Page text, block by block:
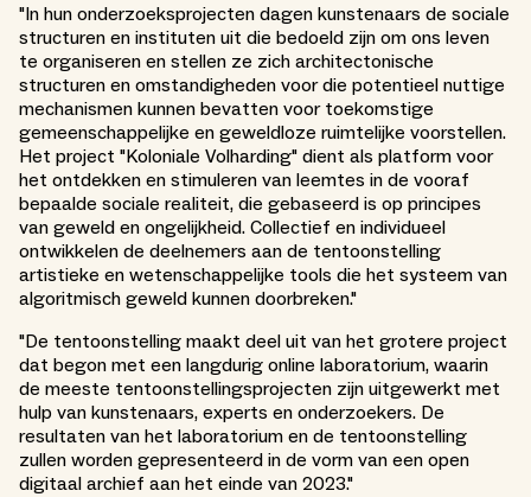
"In hun onderzoeksprojecten dagen kunstenaars de sociale
structuren en instituten uit die bedoeld zijn om ons leven
te organiseren en stellen ze zich architectonische
structuren en omstandigheden voor die potentieel nuttige
mechanismen kunnen bevatten voor toekomstige
gemeenschappelijke en geweldloze ruimtelijke voorstellen.
Het project "Koloniale Volharding" dient als platform voor
het ontdekken en stimuleren van leemtes in de vooraf
bepaalde sociale realiteit, die gebaseerd is op principes
van geweld en ongelijkheid. Collectief en individueel
ontwikkelen de deelnemers aan de tentoonstelling
artistieke en wetenschappelijke tools die het systeem van
algoritmisch geweld kunnen doorbreken."
"De tentoonstelling maakt deel uit van het grotere project
dat begon met een langdurig online laboratorium, waarin
de meeste tentoonstellingsprojecten zijn uitgewerkt met
hulp van kunstenaars, experts en onderzoekers. De
resultaten van het laboratorium en de tentoonstelling
zullen worden gepresenteerd in de vorm van een open
digitaal archief aan het einde van 2023."